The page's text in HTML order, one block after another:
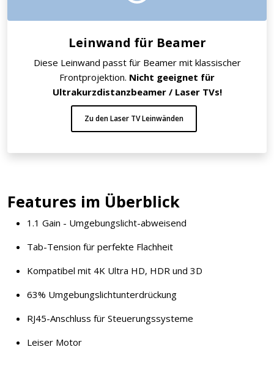
Leinwand für Beamer
Diese Leinwand passt für Beamer mit klassischer
Frontprojektion. Nicht geeignet für
Ultrakurzdistanzbeamer / Laser TVs!
Zu den Laser TV Leinwänden
Features im Überblick
1.1 Gain - Umgebungslicht-abweisend
Tab-Tension für perfekte Flachheit
Kompatibel mit 4K Ultra HD, HDR und 3D
63% Umgebungslichtunterdrückung
RJ45-Anschluss für Steuerungssysteme
Leiser Motor